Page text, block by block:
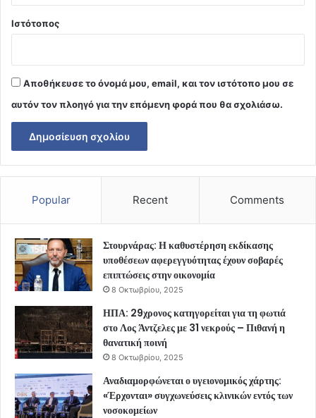
Ιστότοπος
Αποθήκευσε το όνομά μου, email, και τον ιστότοπο μου σε
αυτόν τον πλοηγό για την επόμενη φορά που θα σχολιάσω.
Popular Recent Comments
Στουρνάρας: Η καθυστέρηση εκδίκασης
υποθέσεων αφερεγγυότητας έχουν σοβαρές
επιπτώσεις στην οικονομία
8 Οκτωβρίου, 2025
ΗΠΑ: 29χρονος κατηγορείται για τη φωτιά
στο Λος Άντζελες με 31 νεκρούς – Πιθανή η
θανατική ποινή
8 Οκτωβρίου, 2025
Αναδιαμορφώνεται ο υγειονομικός χάρτης:
«Έρχονται» συγχωνεύσεις κλινικών εντός των
νοσοκομείων